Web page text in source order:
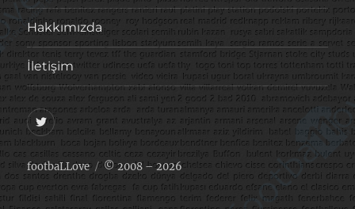
Hakkımızda
İletişim
@footballove
footbaLLove © 2008 – 2026